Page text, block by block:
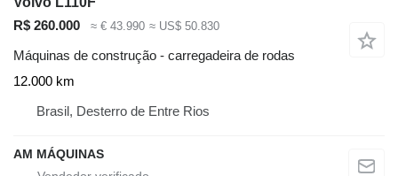
R$ 260.000
≈ € 43.990 ≈ US$ 50.830
Máquinas de construção - carregadeira de rodas
12.000 km
Brasil, Desterro de Entre Rios
AM MÁQUINAS